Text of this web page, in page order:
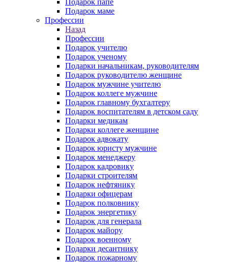
Подарок папе
Подарок маме
Профессии
Назад
Профессии
Подарок учителю
Подарок ученому
Подарки начальникам, руководителям
Подарок руководителю женщине
Подарок мужчине учителю
Подарок коллеге мужчине
Подарок главному бухгалтеру
Подарок воспитателям в детском саду
Подарки медикам
Подарки коллеге женщине
Подарок адвокату
Подарок юристу мужчине
Подарок менеджеру
Подарок кадровику
Подарки строителям
Подарок нефтянику
Подарки офицерам
Подарок полковнику
Подарок энергетику
Подарок для генерала
Подарок майору
Подарок военному
Подарки десантнику
Подарок пожарному